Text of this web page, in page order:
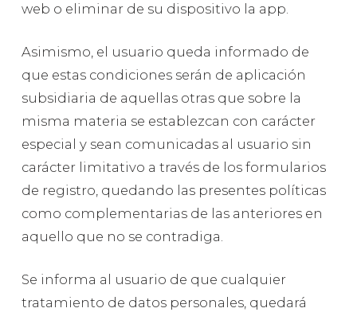
web o eliminar de su dispositivo la app.
Asimismo, el usuario queda informado de
que estas condiciones serán de aplicación
subsidiaria de aquellas otras que sobre la
misma materia se establezcan con carácter
especial y sean comunicadas al usuario sin
carácter limitativo a través de los formularios
de registro, quedando las presentes políticas
como complementarias de las anteriores en
aquello que no se contradiga.
Se informa al usuario de que cualquier
tratamiento de datos personales, quedará